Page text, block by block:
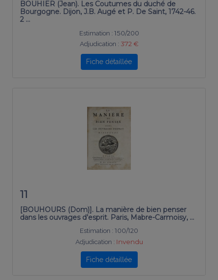
BOUHIER (Jean). Les Coutumes du duché de
Bourgogne. Dijon, J.B. Augé et P. De Saint, 1742-46.
2 …
Estimation : 150/200
Adjudication : 372 €
Fiche détaillée
11
[BOUHOURS (Dom)]. La manière de bien penser
dans les ouvrages d’esprit. Paris, Mabre-Carmoisy, …
Estimation : 100/120
Adjudication : Invendu
Fiche détaillée